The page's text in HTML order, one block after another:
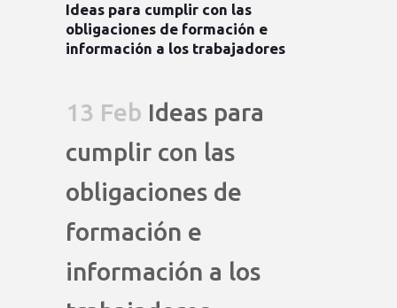
Ideas para cumplir con las
obligaciones de formación e
información a los trabajadores
13 Feb Ideas para
cumplir con las
obligaciones de
formación e
información a los